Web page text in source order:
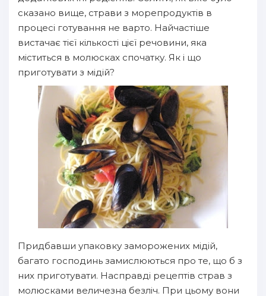
сказано вище, страви з морепродуктів в
процесі готування не варто. Найчастіше
вистачає тієї кількості цієї речовини, яка
міститься в молюсках спочатку. Як і що
приготувати з мідій?
Придбавши упаковку заморожених мідій,
багато господинь замислюються про те, що б з
них приготувати. Насправді рецептів страв з
молюсками величезна безліч. При цьому вони